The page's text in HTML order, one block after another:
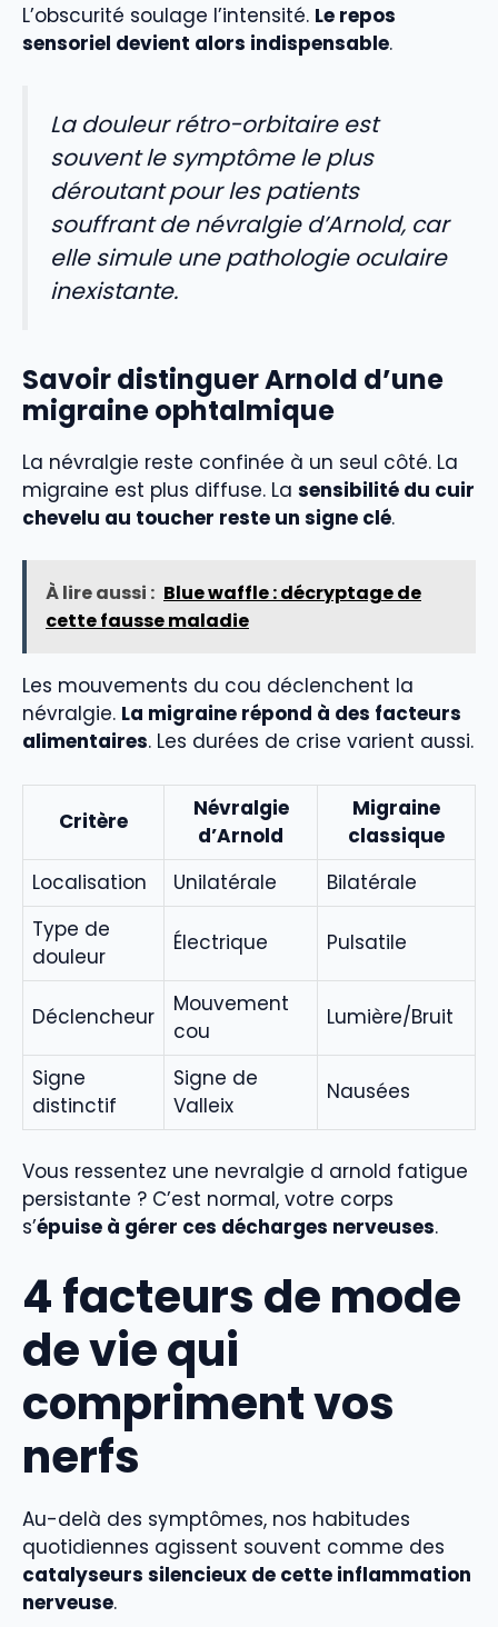
L’obscurité soulage l’intensité. Le repos
sensoriel devient alors indispensable.
La douleur rétro-orbitaire est
souvent le symptôme le plus
déroutant pour les patients
souffrant de névralgie d’Arnold, car
elle simule une pathologie oculaire
inexistante.
Savoir distinguer Arnold d’une
migraine ophtalmique
La névralgie reste confinée à un seul côté. La
migraine est plus diffuse. La sensibilité du cuir
chevelu au toucher reste un signe clé.
À lire aussi : Blue waffle : décryptage de
cette fausse maladie
Les mouvements du cou déclenchent la
névralgie. La migraine répond à des facteurs
alimentaires. Les durées de crise varient aussi.
Critère
Névralgie
d’Arnold
Migraine
classique
Localisation
Unilatérale
Bilatérale
Type de
douleur
Électrique Pulsatile
Déclencheur
Mouvement
cou
Lumière/Bruit
Signe
distinctif
Signe de
Valleix
Nausées
Vous ressentez une nevralgie d arnold fatigue
persistante ? C’est normal, votre corps
s’épuise à gérer ces décharges nerveuses.
4 facteurs de mode
de vie qui
compriment vos
nerfs
Au-delà des symptômes, nos habitudes
quotidiennes agissent souvent comme des
catalyseurs silencieux de cette inflammation
nerveuse.